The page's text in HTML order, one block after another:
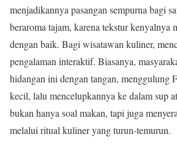
menjadikannya pasangan sempurna bagi
beraroma tajam, karena tekstur kenyalnya
dengan baik. Bagi wisatawan kuliner,
pengalaman interaktif. Biasanya,
hidangan ini dengan tangan, menggulung
kecil, lalu mencelupkannya ke dalam sup
bukan hanya soal makan, tapi juga
melalui ritual kuliner yang turun-temurun.